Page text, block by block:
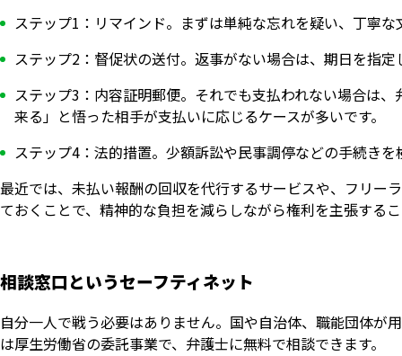
ステップ1：リマインド。まずは単純な忘れを疑い、丁寧な
ステップ2：督促状の送付。返事がない場合は、期日を指
ステップ3：内容証明郵便。それでも支払われない場合は
来る」と悟った相手が支払いに応じるケースが多いです。
ステップ4：法的措置。少額訴訟や民事調停などの手続きを
最近では、未払い報酬の回収を代行するサービスや、フリー
ておくことで、精神的な負担を減らしながら権利を主張する
相談窓口というセーフティネット
自分一人で戦う必要はありません。国や自治体、職能団体が
は厚生労働省の委託事業で、弁護士に無料で相談できます。